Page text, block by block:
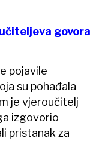
govora
pojavile
su pohađala
je vjeroučitelj
izgovorio
pristanak za